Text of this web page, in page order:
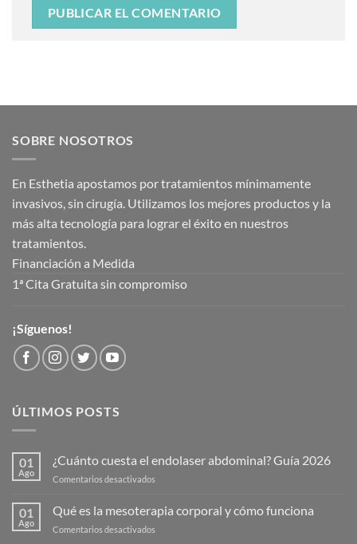
SOBRE NOSOTROS
En Esthetia apostamos por tratamientos mínimamente
invasivos, sin cirugía. Utilizamos los mejores productos y la
más alta tecnología para lograr el éxito en nuestros
tratamientos.
Financiación a Medida
1ª Cita Gratuita sin compromiso
¡Síguenos!
ÚLTIMOS POSTS
01
Ago
¿Cuánto cuesta el endolaser abdominal? Guía 2026
Comentarios desactivados
cuesta
el
01
Ago
Qué es la mesoterapia corporal y cómo funciona
Comentarios desactivados